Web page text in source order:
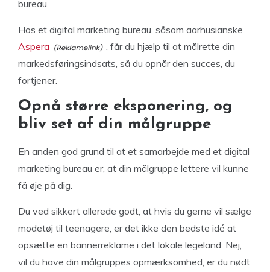
bureau.
Hos et digital marketing bureau, såsom aarhusianske
Aspera
, får du hjælp til at målrette din
markedsføringsindsats, så du opnår den succes, du
fortjener.
Opnå større eksponering, og
bliv set af din målgruppe
En anden god grund til at et samarbejde med et digital
marketing bureau er, at din målgruppe lettere vil kunne
få øje på dig.
Du ved sikkert allerede godt, at hvis du gerne vil sælge
modetøj til teenagere, er det ikke den bedste idé at
opsætte en bannerreklame i det lokale legeland. Nej,
vil du have din målgruppes opmærksomhed, er du nødt